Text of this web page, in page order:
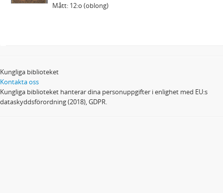
Mått: 12:o (oblong)
Kungliga biblioteket
Kontakta oss
Kungliga biblioteket hanterar dina personuppgifter i enlighet med EU:s
dataskyddsförordning (2018), GDPR.